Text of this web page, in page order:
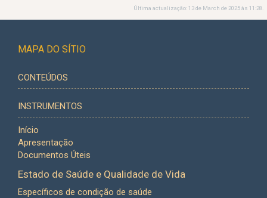
Última actualização: 13 de March de 2025 às 11:28.
MAPA DO SÍTIO
CONTEÚDOS
INSTRUMENTOS
Início
Apresentação
Documentos Úteis
Estado de Saúde e Qualidade de Vida
Específicos de condição de saúde